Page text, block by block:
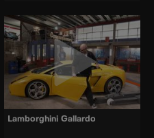
Lamborghini Gallardo